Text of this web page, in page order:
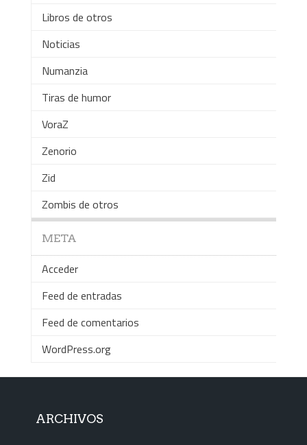
Libros de otros
Noticias
Numanzia
Tiras de humor
VoraZ
Zenorio
Zid
Zombis de otros
META
Acceder
Feed de entradas
Feed de comentarios
WordPress.org
ARCHIVOS